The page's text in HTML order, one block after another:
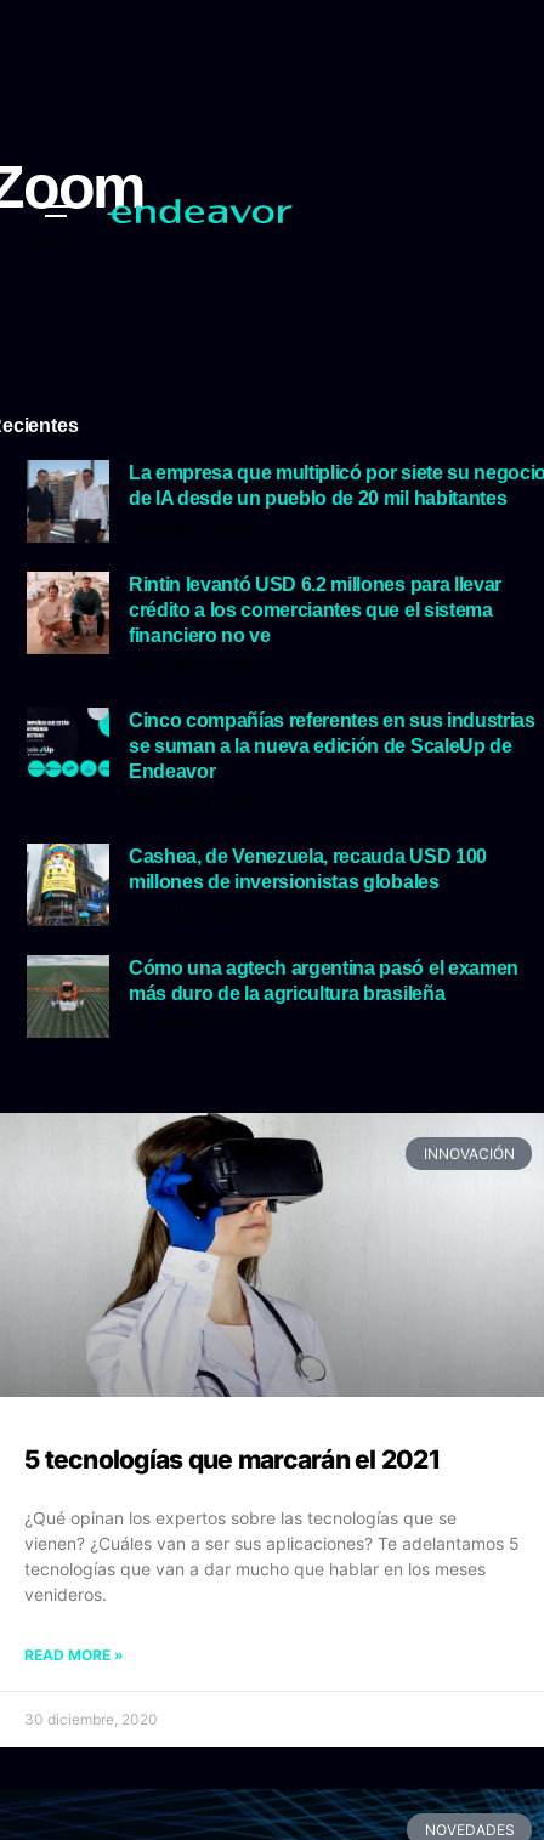
La empresa que multiplicó por siete su
de IA desde un pueblo de 20 mil habitantes
Rintin levantó USD 6.2 millones para llevar
crédito a los comerciantes que el sistema
financiero no ve
Cinco compañías referentes en sus industrias
se suman a la nueva edición de ScaleUp de
Endeavor
Cashea, de Venezuela, recauda USD 100
millones de inversionistas globales
Cómo una agtech argentina pasó el examen
más duro de la agricultura brasileña
INNOVACIÓN
5 tecnologías que marcarán el 2021
¿Qué opinan los expertos sobre las tecnologías que se
vienen? ¿Cuáles van a ser sus aplicaciones? Te adelantamos 5
tecnologías que van a dar mucho que hablar en los meses
venideros.
READ MORE »
30 diciembre, 2020
NOVEDADES